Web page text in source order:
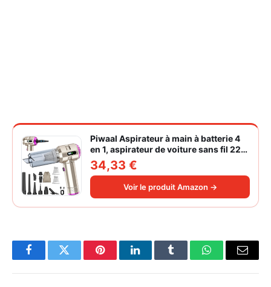
Piwaal Aspirateur à main à batterie 4
en 1, aspirateur de voiture sans fil 22
000 Pa avec moteur sans balais,
souffleur électrique à air comprimé
220 000 tr/min 3 vitesses pour poils
d'animaux
34,33 €
Voir le produit Amazon →
FacebookTwitter PinterestLinkedInTumblr WhatsAppEmail